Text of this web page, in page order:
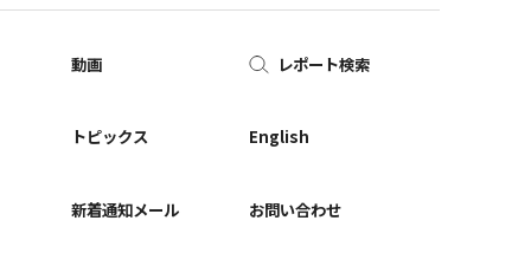
動画
トピックス
新着通知メール
レポート検索
English
お問い合わせ